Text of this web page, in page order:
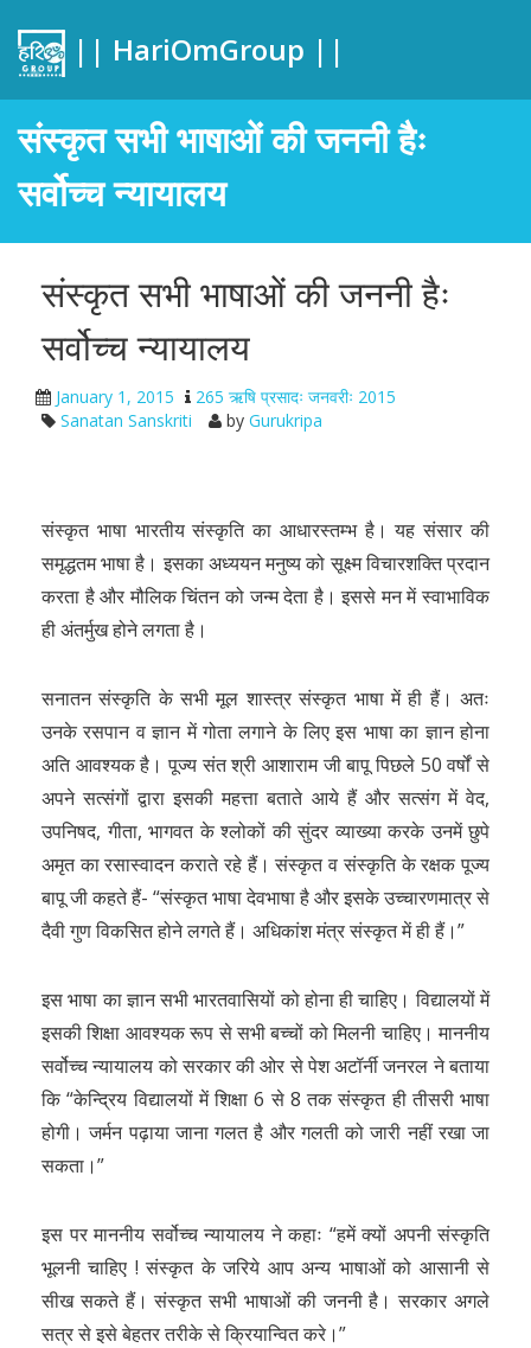
|| HariOmGroup ||
संस्कृत सभी भाषाओं की जननी हैः
सर्वोच्च न्यायालय
संस्कृत सभी भाषाओं की जननी हैः
सर्वोच्च न्यायालय
January 1, 2015
265 ऋषि प्रसादः जनवरीः 2015
Sanatan Sanskriti
by Gurukripa
संस्कृत भाषा भारतीय संस्कृति का आधारस्तम्भ है। यह संसार की
समृद्धतम भाषा है। इसका अध्ययन मनुष्य को सूक्ष्म विचारशक्ति प्रदान
करता है और मौलिक चिंतन को जन्म देता है। इससे मन में स्वाभाविक
ही अंतर्मुख होने लगता है।
सनातन संस्कृति के सभी मूल शास्त्र संस्कृत भाषा में ही हैं। अतः
उनके रसपान व ज्ञान में गोता लगाने के लिए इस भाषा का ज्ञान होना
अति आवश्यक है। पूज्य संत श्री आशाराम जी बापू पिछले 50 वर्षों से
अपने सत्संगों द्वारा इसकी महत्ता बताते आये हैं और सत्संग में वेद,
उपनिषद, गीता, भागवत के श्लोकों की सुंदर व्याख्या करके उनमें छुपे
अमृत का रसास्वादन कराते रहे हैं। संस्कृत व संस्कृति के रक्षक पूज्य
बापू जी कहते हैं- “संस्कृत भाषा देवभाषा है और इसके उच्चारणमात्र से
दैवी गुण विकसित होने लगते हैं। अधिकांश मंत्र संस्कृत में ही हैं।”
इस भाषा का ज्ञान सभी भारतवासियों को होना ही चाहिए। विद्यालयों में
इसकी शिक्षा आवश्यक रूप से सभी बच्चों को मिलनी चाहिए। माननीय
सर्वोच्च न्यायालय को सरकार की ओर से पेश अटॉर्नी जनरल ने बताया
कि “केन्द्रिय विद्यालयों में शिक्षा 6 से 8 तक संस्कृत ही तीसरी भाषा
होगी। जर्मन पढ़ाया जाना गलत है और गलती को जारी नहीं रखा जा
सकता।”
इस पर माननीय सर्वोच्च न्यायालय ने कहाः “हमें क्यों अपनी संस्कृति
भूलनी चाहिए ! संस्कृत के जरिये आप अन्य भाषाओं को आसानी से
सीख सकते हैं। संस्कृत सभी भाषाओं की जननी है। सरकार अगले
सत्र से इसे बेहतर तरीके से क्रियान्वित करे।”